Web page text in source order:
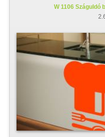
W 1106 Száguldó